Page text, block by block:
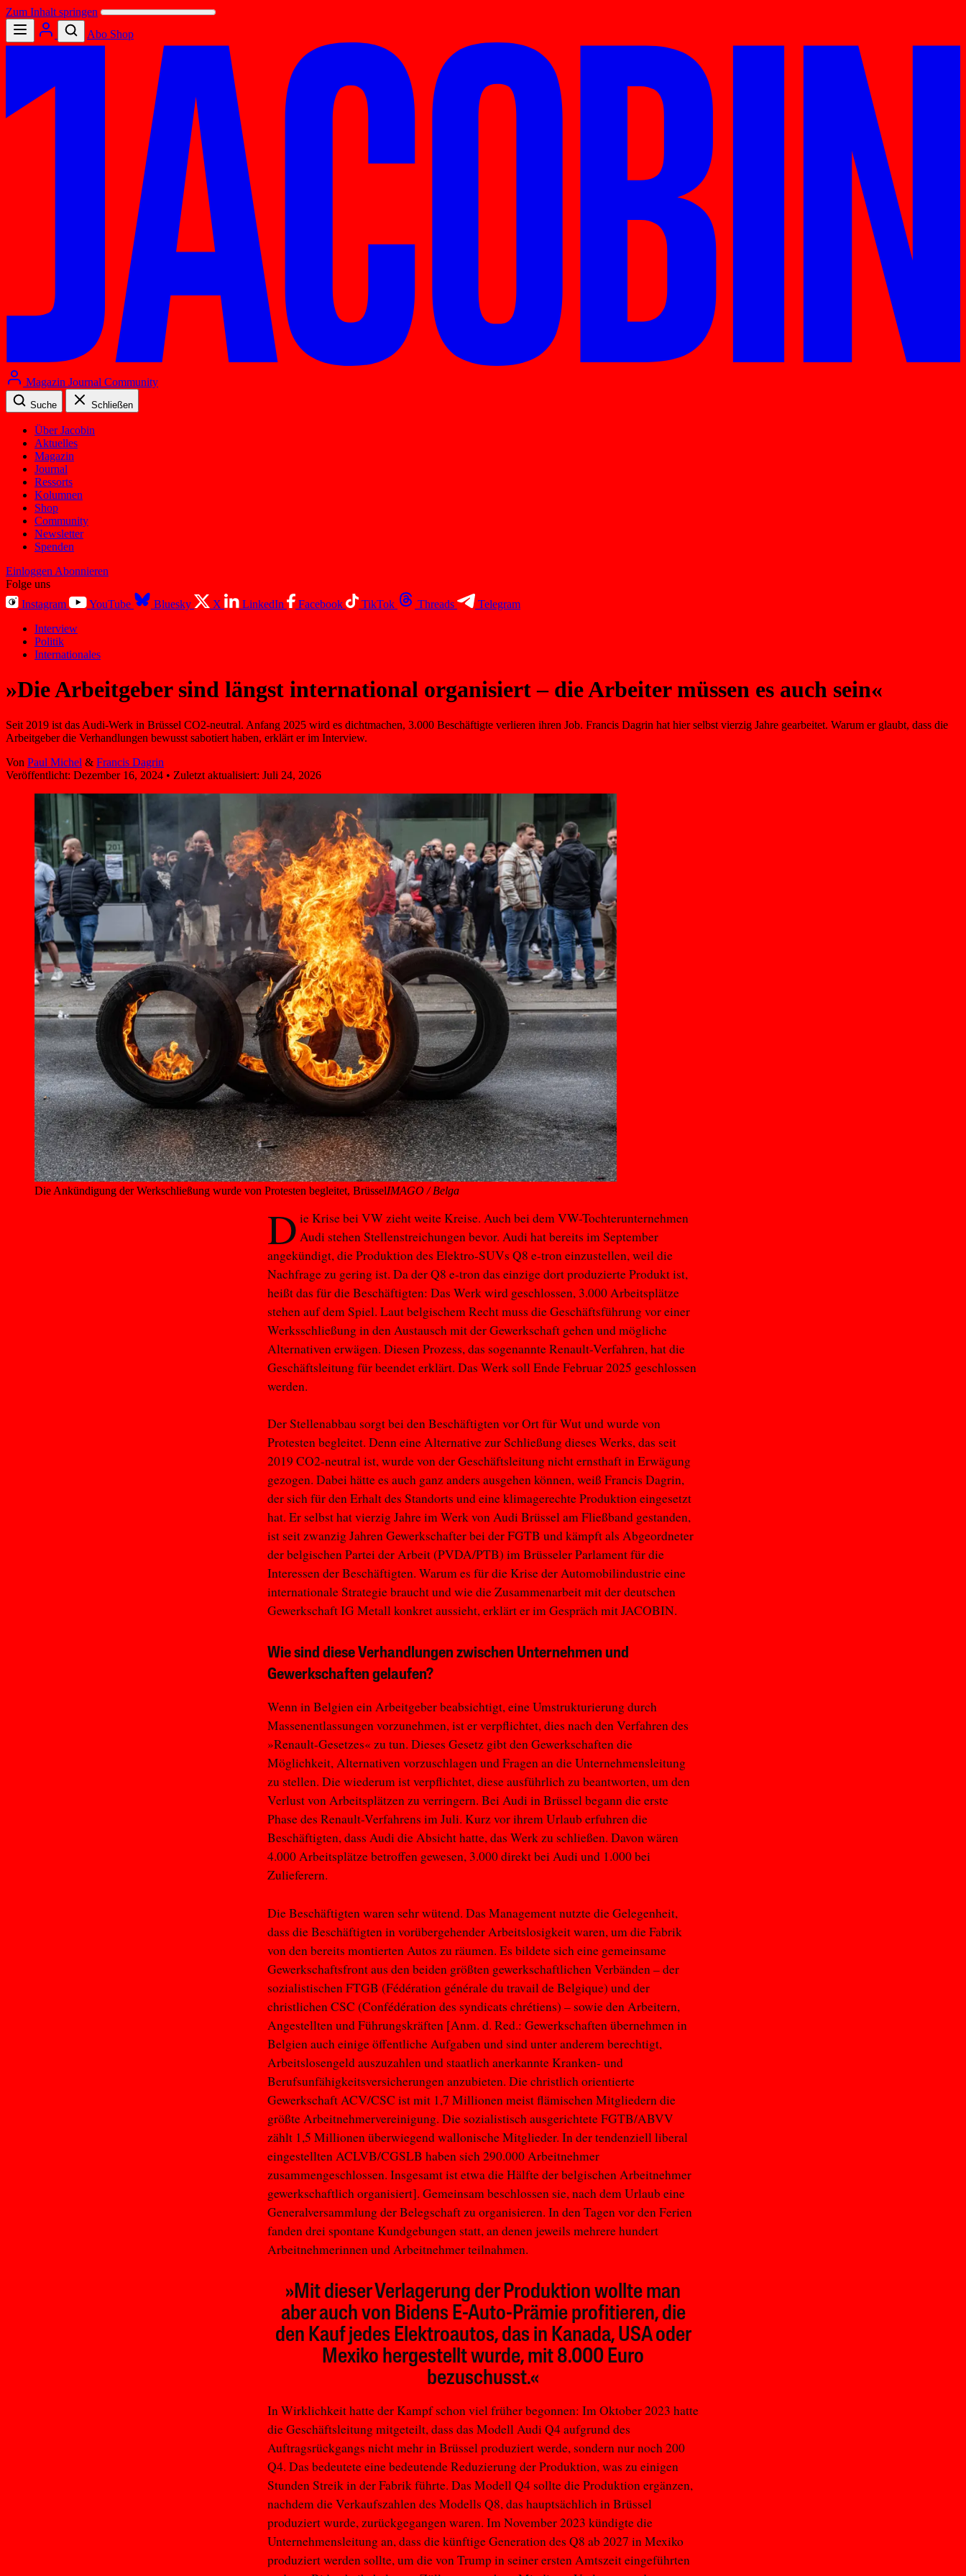
Zum Inhalt springen
Abo Shop
Magazin Journal Community
Suche Schließen
Über Jacobin
Aktuelles
Magazin
Journal
Ressorts
Kolumnen
Shop
Community
Newsletter
Spenden
Einloggen Abonnieren
Folge uns
Instagram
YouTube Bluesky X LinkedIn Facebook TikTok Threads
Telegram
Interview
Politik
Internationales
»Die Arbeitgeber sind längst international organisiert – die Arbeiter müssen es auch sein«
Seit 2019 ist das Audi-Werk in Brüssel CO2-neutral. Anfang 2025 wird es dichtmachen, 3.000 Beschäftigte verlieren ihren Job. Francis Dagrin hat hier selbst vierzig Jahre gearbeitet. Warum er glaubt, dass die
Arbeitgeber die Verhandlungen bewusst sabotiert haben, erklärt er im Interview.
Von Paul Michel & Francis Dagrin
Veröffentlicht: Dezember 16, 2024 • Zuletzt aktualisiert: Juli 24, 2026
Die Ankündigung der Werkschließung wurde von Protesten begleitet, BrüsselIMAGO / Belga
D ie Krise bei VW zieht weite Kreise. Auch bei dem VW-Tochterunternehmen
Audi stehen Stellenstreichungen bevor. Audi hat bereits im September
angekündigt, die Produktion des Elektro-SUVs Q8 e-tron einzustellen, weil die
Nachfrage zu gering ist. Da der Q8 e-tron das einzige dort produzierte Produkt ist,
heißt das für die Beschäftigten: Das Werk wird geschlossen, 3.000 Arbeitsplätze
stehen auf dem Spiel. Laut belgischem Recht muss die Geschäftsführung vor einer
Werksschließung in den Austausch mit der Gewerkschaft gehen und mögliche
Alternativen erwägen. Diesen Prozess, das sogenannte Renault-Verfahren, hat die
Geschäftsleitung für beendet erklärt. Das Werk soll Ende Februar 2025 geschlossen
werden.
Der Stellenabbau sorgt bei den Beschäftigten vor Ort für Wut und wurde von
Protesten begleitet. Denn eine Alternative zur Schließung dieses Werks, das seit
2019 CO2-neutral ist, wurde von der Geschäftsleitung nicht ernsthaft in Erwägung
gezogen. Dabei hätte es auch ganz anders ausgehen können, weiß Francis Dagrin,
der sich für den Erhalt des Standorts und eine klimagerechte Produktion eingesetzt
hat. Er selbst hat vierzig Jahre im Werk von Audi Brüssel am Fließband gestanden,
ist seit zwanzig Jahren Gewerkschafter bei der FGTB und kämpft als Abgeordneter
der belgischen Partei der Arbeit (PVDA/PTB) im Brüsseler Parlament für die
Interessen der Beschäftigten. Warum es für die Krise der Automobilindustrie eine
internationale Strategie braucht und wie die Zusammenarbeit mit der deutschen
Gewerkschaft IG Metall konkret aussieht, erklärt er im Gespräch mit JACOBIN.
Wie sind diese Verhandlungen zwischen Unternehmen und
Gewerkschaften gelaufen?
Wenn in Belgien ein Arbeitgeber beabsichtigt, eine Umstrukturierung durch
Massenentlassungen vorzunehmen, ist er verpflichtet, dies nach den Verfahren des
»Renault-Gesetzes« zu tun. Dieses Gesetz gibt den Gewerkschaften die
Möglichkeit, Alternativen vorzuschlagen und Fragen an die Unternehmensleitung
zu stellen. Die wiederum ist verpflichtet, diese ausführlich zu beantworten, um den
Verlust von Arbeitsplätzen zu verringern. Bei Audi in Brüssel begann die erste
Phase des Renault-Verfahrens im Juli. Kurz vor ihrem Urlaub erfuhren die
Beschäftigten, dass Audi die Absicht hatte, das Werk zu schließen. Davon wären
4.000 Arbeitsplätze betroffen gewesen, 3.000 direkt bei Audi und 1.000 bei
Zulieferern.
Die Beschäftigten waren sehr wütend. Das Management nutzte die Gelegenheit,
dass die Beschäftigten in vorübergehender Arbeitslosigkeit waren, um die Fabrik
von den bereits montierten Autos zu räumen. Es bildete sich eine gemeinsame
Gewerkschaftsfront aus den beiden größten gewerkschaftlichen Verbänden – der
sozialistischen FTGB (Fédération générale du travail de Belgique) und der
christlichen CSC (Confédération des syndicats chrétiens) – sowie den Arbeitern,
Angestellten und Führungskräften [Anm. d. Red.: Gewerkschaften übernehmen in
Belgien auch einige öffentliche Aufgaben und sind unter anderem berechtigt,
Arbeitslosengeld auszuzahlen und staatlich anerkannte Kranken- und
Berufsunfähigkeitsversicherungen anzubieten. Die christlich orientierte
Gewerkschaft ACV/CSC ist mit 1,7 Millionen meist flämischen Mitgliedern die
größte Arbeitnehmervereinigung. Die sozialistisch ausgerichtete FGTB/ABVV
zählt 1,5 Millionen überwiegend wallonische Mitglieder. In der tendenziell liberal
eingestellten ACLVB/CGSLB haben sich 290.000 Arbeitnehmer
zusammengeschlossen. Insgesamt ist etwa die Hälfte der belgischen Arbeitnehmer
gewerkschaftlich organisiert]. Gemeinsam beschlossen sie, nach dem Urlaub eine
Generalversammlung der Belegschaft zu organisieren. In den Tagen vor den Ferien
fanden drei spontane Kundgebungen statt, an denen jeweils mehrere hundert
Arbeitnehmerinnen und Arbeitnehmer teilnahmen.
»Mit dieser Verlagerung der Produktion wollte man
aber auch von Bidens E-Auto-Prämie profitieren, die
den Kauf jedes Elektroautos, das in Kanada, USA oder
Mexiko hergestellt wurde, mit 8.000 Euro
bezuschusst.«
In Wirklichkeit hatte der Kampf schon viel früher begonnen: Im Oktober 2023 hatte
die Geschäftsleitung mitgeteilt, dass das Modell Audi Q4 aufgrund des
Auftragsrückgangs nicht mehr in Brüssel produziert werde, sondern nur noch 200
Q4. Das bedeutete eine bedeutende Reduzierung der Produktion, was zu einigen
Stunden Streik in der Fabrik führte. Das Modell Q4 sollte die Produktion ergänzen,
nachdem die Verkaufszahlen des Modells Q8, das hauptsächlich in Brüssel
produziert wurde, zurückgegangen waren. Im November 2023 kündigte die
Unternehmensleitung an, dass die künftige Generation des Q8 ab 2027 in Mexiko
produziert werden sollte, um die von Trump in seiner ersten Amtszeit eingeführten